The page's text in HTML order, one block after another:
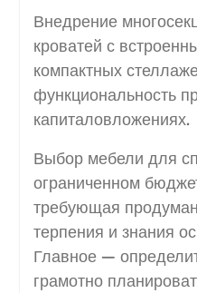
Внедрение
кроватей с
компактных
функциональность
капиталовложениях.
Выбор мебели для
ограниченном
требующая
терпения и знания
Главное —
грамотно